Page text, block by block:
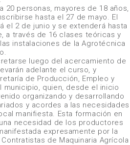
20 personas, mayores de 18 años,
hasta el 27 de mayo. El
el 2 de junio y se extenderá hasta
a través de 16 clases teóricas y
instalaciones de la Agrotécnica
luego del acercamiento de
adelante el curso, y
de Producción, Empleo y
municipio, quien, desde el inicio
organizando y desarrollando
y acordes a las necesidades
manifiesta. Esta formación en
necesidad de los productores
expresamente por la
de Maquinaria Agrícola